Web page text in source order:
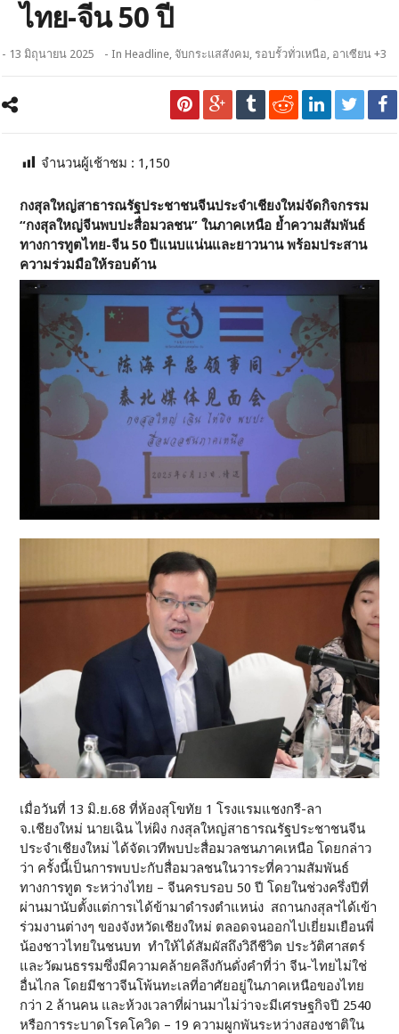
ไทย-จีน 50 ปี
- 13 มิถุนายน 2025 - InHeadline, จับกระแสสังคม, รอบรั้วทั่วเหนือ, อาเซียน +3
จำนวนผู้เช้าชม : 1,150
กงสุลใหญ่สาธารณรัฐประชาชนจีนประจำเชียงใหม่จัดกิจกรรม
“กงสุลใหญ่จีนพบปะสื่อมวลชน” ในภาคเหนือ ย้ำความสัมพันธ์
ทางการทูตไทย-จีน 50 ปีแนบแน่นและยาวนาน พร้อมประสาน
ความร่วมมือให้รอบด้าน
เมื่อวันที่ 13 มิ.ย.68 ที่ห้องสุโขทัย 1 โรงแรมแชงกรี-ลา
จ.เชียงใหม่ นายเฉิน ไห่ผิง กงสุลใหญ่สาธารณรัฐประชาชนจีน
ประจำเชียงใหม่ ได้จัดเวทีพบปะสื่อมวลชนภาคเหนือ โดยกล่าว
ว่า ครั้งนี้เป็นการพบปะกับสื่อมวลชนในวาระที่ความสัมพันธ์
ทางการทูต ระหว่างไทย – จีนครบรอบ 50 ปี โดยในช่วงครึ่งปีที่
ผ่านมานับตั้งแต่การเได้ข้ามาดำรงตำแหน่ง สถานกงสุลฯได้เข้า
ร่วมงานต่างๆ ของจังหวัดเชียงใหม่ ตลอดจนออกไปเยี่ยมเยือนพี่
น้องชาวไทยในชนบท ทำให้ได้สัมผัสถึงวิถีชีวิต ประวัติศาสตร์
และวัฒนธรรมซึ่งมีความคล้ายคลึงกันดั่งคำที่ว่า จีน-ไทยไม่ใช่
อื่นไกล โดยมีชาวจีนโพ้นทะเลที่อาศัยอยู่ในภาคเหนือของไทย
กว่า 2 ล้านคน และห้วงเวลาที่ผ่านมาไม่ว่าจะมีเศรษฐกิจปี 2540
หรือการระบาดโรคโควิด – 19 ความผูกพันระหว่างสองชาติใน